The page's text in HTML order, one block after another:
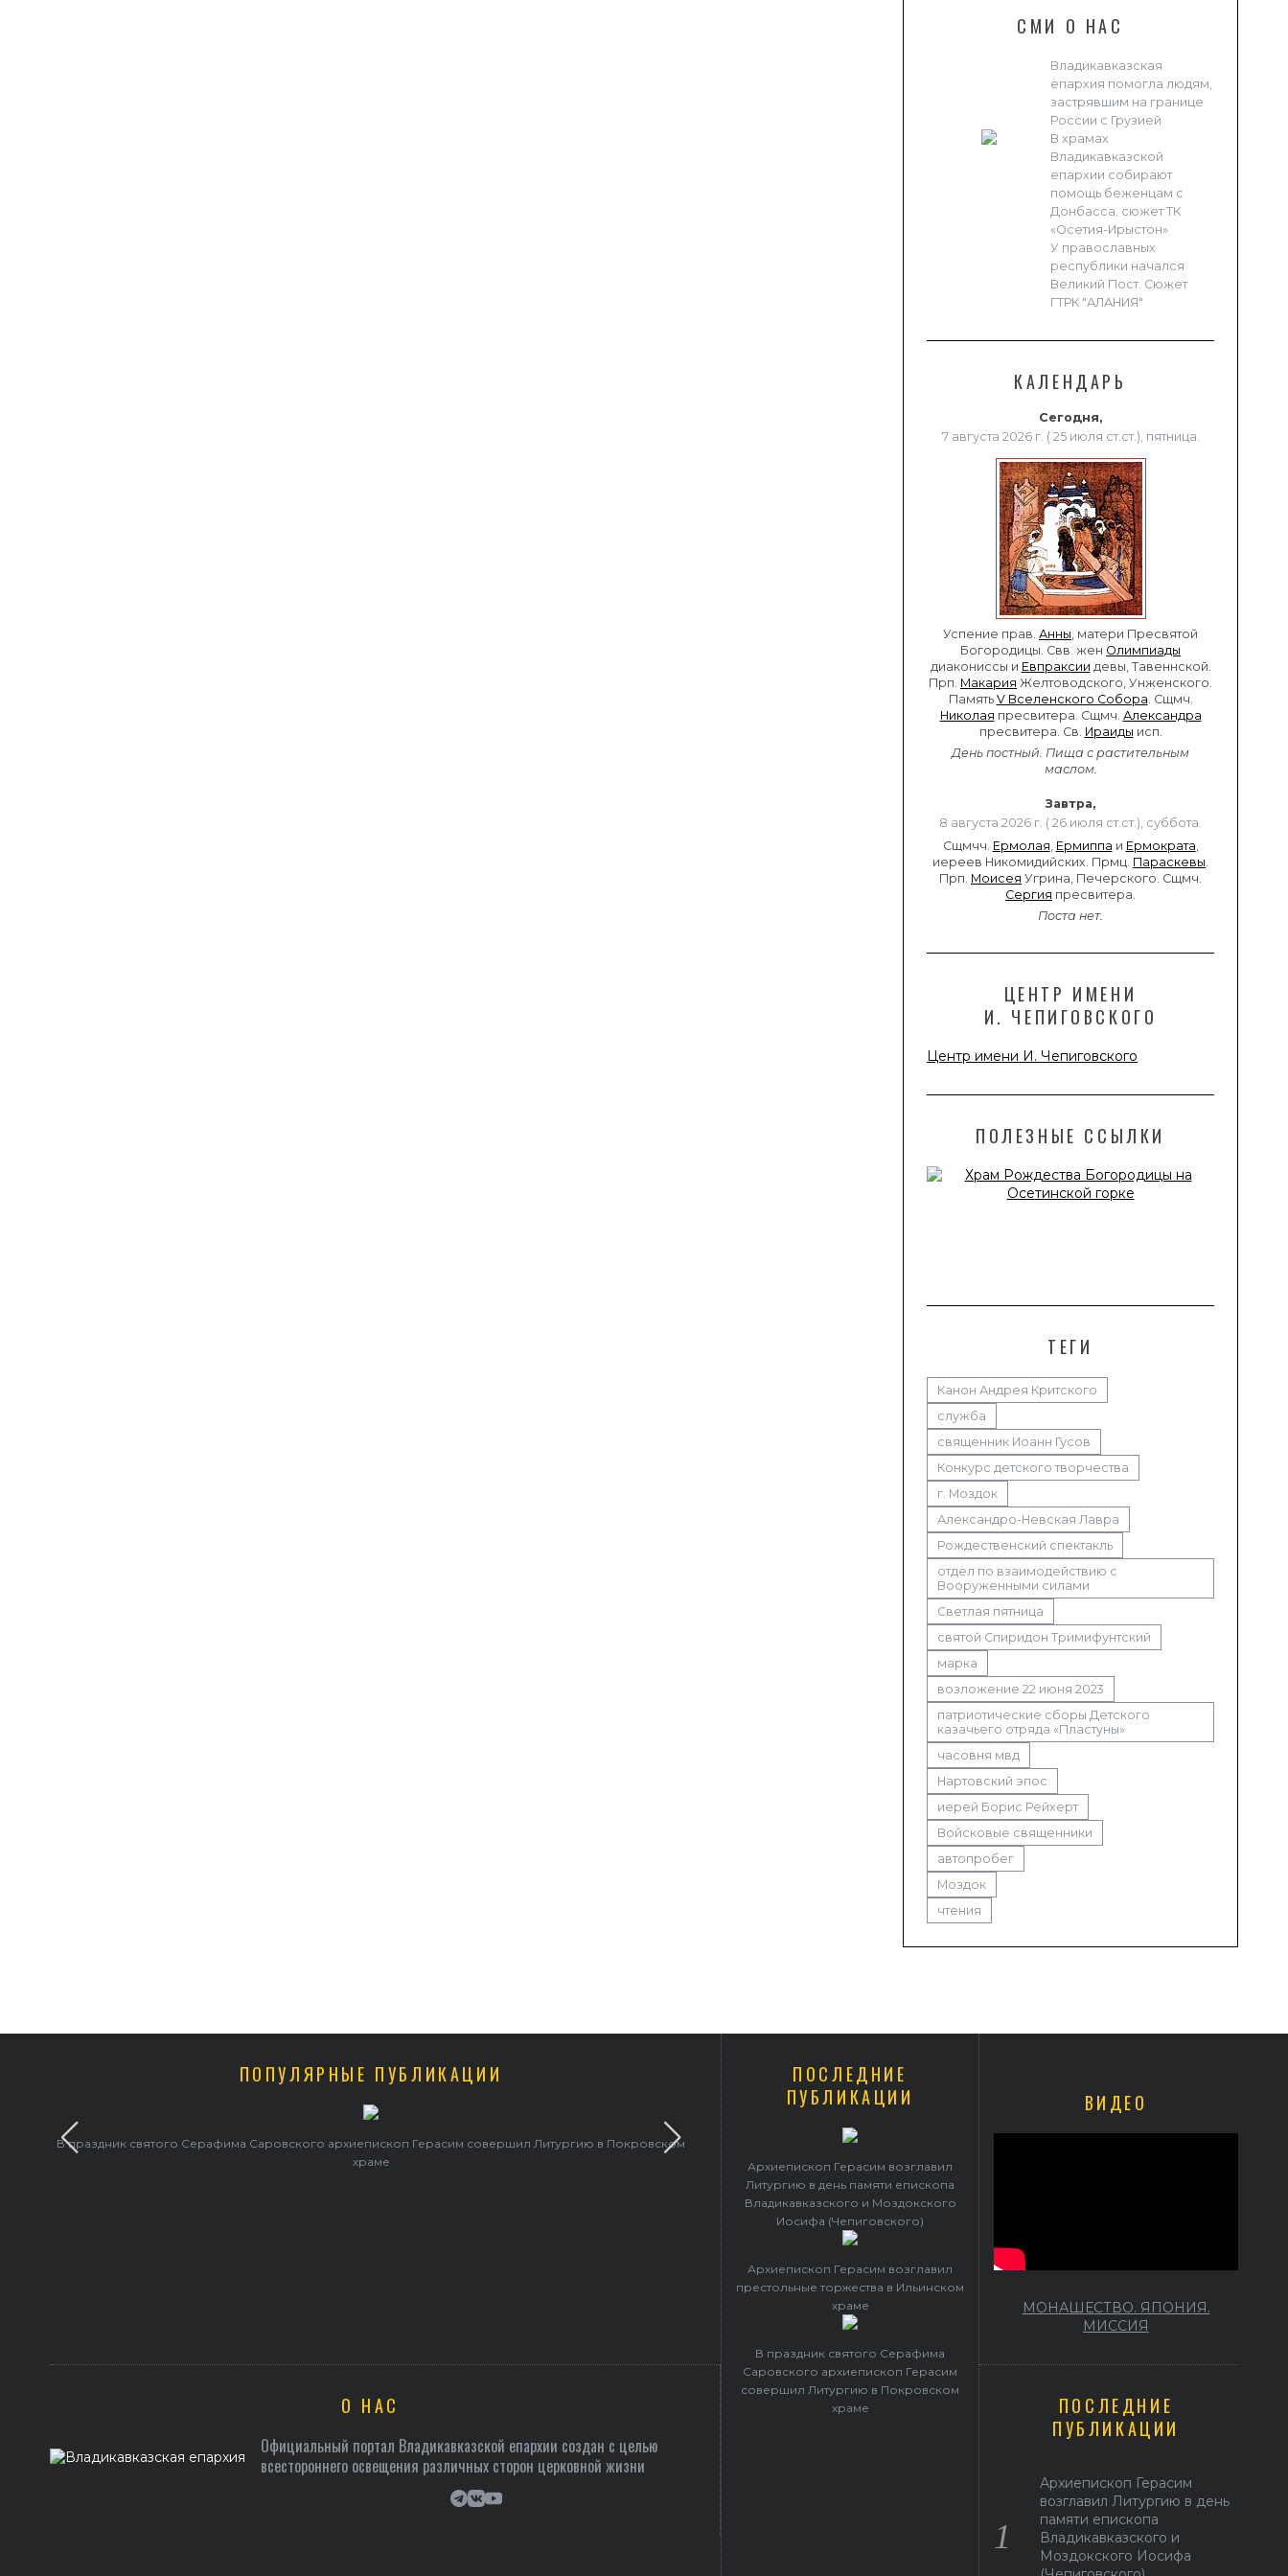
СМИ О НАС
Владикавказская
епархия помогла людям,
застрявшим на границе
России с Грузией
В храмах
Владикавказской
епархии собирают
помощь беженцам с
Донбасса. сюжет ТК
«Осетия-Ирыстон»
У православных
республики начался
Великий Пост. Сюжет
ГТРК "АЛАНИЯ"
КАЛЕНДАРЬ
Сегодня,
7 августа 2026 г. ( 25 июля ст.ст.), пятница.
Успение прав. Анны , матери Пресвятой
Богородицы. Свв. жен Олимпиады
диакониссы и Евпраксии девы, Тавеннской.
Прп. Макария Желтоводского, Унженского.
Память V Вселенского Собора . Сщмч.
Николая пресвитера. Сщмч. Александра
пресвитера. Св. Ираиды исп.
День постный. Пища с растительным
маслом.
Завтра,
8 августа 2026 г. ( 26 июля ст.ст.), суббота.
Сщмчч. Ермолая Ермиппа и Ермократа
иереев Никомидийских. Прмц. Параскевы
Прп. Моисея Угрина, Печерского. Сщмч.
Сергия пресвитера.
Поста нет.
ЦЕНТР ИМЕНИ
И. ЧЕПИГОВСКОГО
Центр имени И. Чепиговского
ПОЛЕЗНЫЕ ССЫЛКИ
ТЕГИ
Канон Андрея Критского
служба
священник Иоанн Гусов
Конкурс детского творчества
г. Моздок
Александро-Невская Лавра
Рождественский спектакль
отдел по взаимодействию с
Вооруженными силами
Светлая пятница
святой Спиридон Тримифунтский
марка
возложение 22 июня 2023
патриотические сборы Детского
казачьего отряда «Пластуны»
часовня мвд
Нартовский эпос
иерей Борис Рейхерт
Войсковые священники
автопробег
Моздок
чтения
ПОПУЛЯРНЫЕ ПУБЛИКАЦИИ
В праздник святого Серафима Саровского архиепископ Герасим совершил Литургию в Покровском
храме
О НАС
Официальный портал Владикавказской епархии создан c целью
всестороннего освещения различных сторон церковной жизни
ПОСЛЕДНИЕ
ПУБЛИКАЦИИ
Архиепископ Герасим возглавил
Литургию в день памяти епископа
Владикавказского и Моздокского
Иосифа (Чепиговского)
Архиепископ Герасим возглавил
престольные торжества в Ильинском
храме
В праздник святого Серафима
Саровского архиепископ Герасим
совершил Литургию в Покровском
храме
ВИДЕО
МОНАШЕСТВО. ЯПОНИЯ.
МИССИЯ
ПОСЛЕДНИЕ
ПУБЛИКАЦИИ
Архиепископ Герасим
возглавил Литургию в день
памяти епископа
Владикавказского и
Моздокского Иосифа